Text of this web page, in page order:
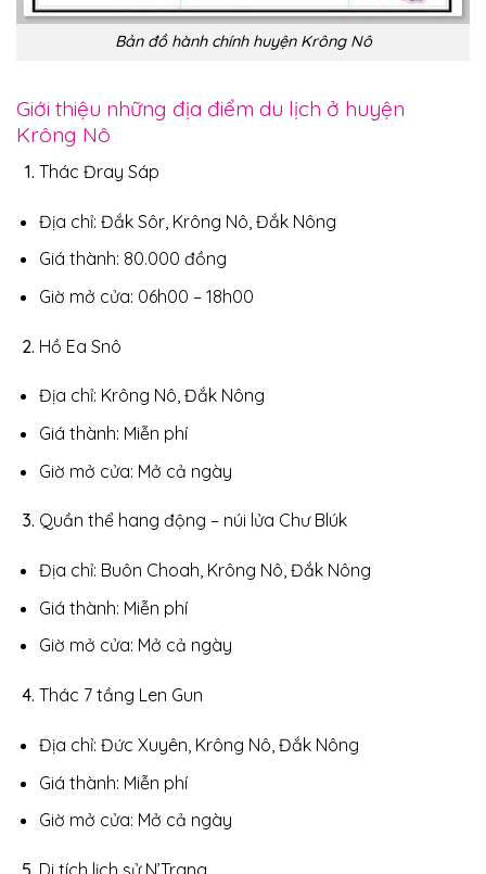
Bản đồ hành chính huyện Krông Nô
Giới thiệu những địa điểm du lịch ở huyện
Krông Nô
Thác Đray Sáp
Địa chỉ: Đắk Sôr, Krông Nô, Đắk Nông
Giá thành: 80.000 đồng
Giờ mở cửa: 06h00 – 18h00
Hồ Ea Snô
Địa chỉ: Krông Nô, Đắk Nông
Giá thành: Miễn phí
Giờ mở cửa: Mở cả ngày
Quần thể hang động – núi lửa Chư Blúk
Địa chỉ: Buôn Choah, Krông Nô, Đắk Nông
Giá thành: Miễn phí
Giờ mở cửa: Mở cả ngày
Thác 7 tầng Len Gun
Địa chỉ: Đức Xuyên, Krông Nô, Đắk Nông
Giá thành: Miễn phí
Giờ mở cửa: Mở cả ngày
Di tích lịch sử N’Trang